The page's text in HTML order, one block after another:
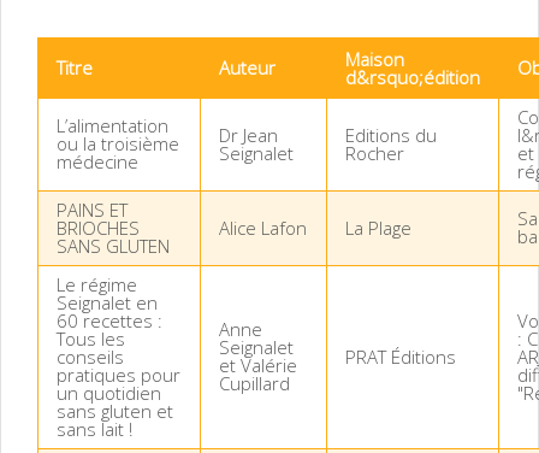
Titre Auteur Maison
d&rsquo;édition
L’alimentation
ou la troisième
médecine
Dr Jean
Seignalet
Editions du
Rocher et
PAINS ET
BRIOCHES
SANS GLUTEN
Alice Lafon La Plage
Le régime
Seignalet en
60 recettes :
Tous les
conseils
pratiques pour
un quotidien
sans gluten et
sans lait !
Anne
Seignalet
et Valérie
Cupillard
PRAT Éditions
: